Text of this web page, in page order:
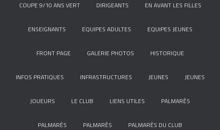
COUPE 9/10 ANS VERT DIRIGEANTS EN AVANT LES FILLES
ENSEIGNANTS EQUIPES ADULTES EQUIPES JEUNES
FRONT PAGE GALERIE PHOTOS HISTORIQUE
INFOS PRATIQUES INFRASTRUCTURES JEUNES JEUNES
JOUEURS LE CLUB LIENS UTILES PALMARÈS
PALMARÈS PALMARÈS PALMARÈS DU CLUB